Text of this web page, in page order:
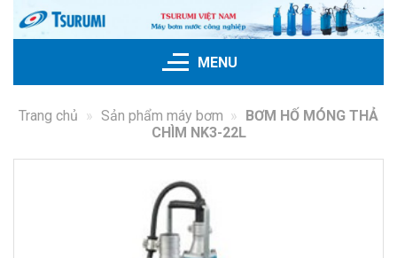
qua
MENU
Trang chủ » Sản phẩm máy bơm » BƠM HỐ MÓNG THẢ
CHÌM NK3-22L